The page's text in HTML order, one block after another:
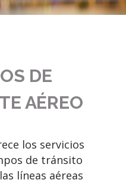
DE
AÉREO
los servicios
de tránsito
líneas aéreas